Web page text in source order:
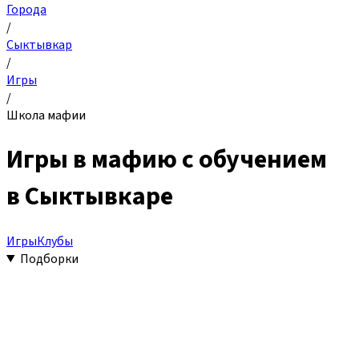
Города
/
Сыктывкар
/
Игры
/
Школа мафии
Игры в мафию с обучением
в Сыктывкаре
ИгрыКлубы
Подборки